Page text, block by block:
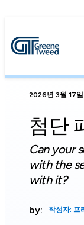
2026년 3월 17일
첨단
by: 작성자: 프